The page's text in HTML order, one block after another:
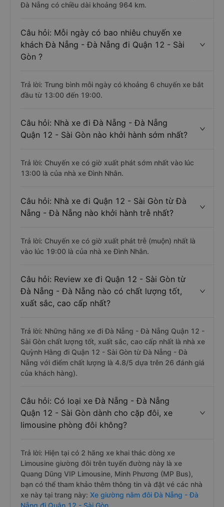
Đà Nẵng có chiều dài khoảng 964 km.
Câu hỏi: Mỗi ngày có bao nhiêu chuyến xe
khách Đà Nẵng - Đà Nẵng đi Quận 12 - Sài
Gòn ?
Trả lời: Trung bình mỗi ngày có khoảng 6 chuyến xe bắt
đầu từ 13:00 đến 19:00.
Câu hỏi: Nhà xe đi Đà Nẵng - Đà Nẵng
Quận 12 - Sài Gòn nào khởi hành sớm nhất?
Trả lời: Chuyến xe có giờ xuất phát sớm nhất vào lúc
13:00 là của nhà xe Đình Nhân.
Câu hỏi: Nhà xe đi Quận 12 - Sài Gòn từ Đà
Nẵng - Đà Nẵng nào khởi hành trễ nhất?
Trả lời: Chuyến xe có giờ xuất phát trễ (muộn) nhất là
vào lúc 19:00 là của nhà xe Đình Nhân.
Câu hỏi: Review xe đi Quận 12 - Sài Gòn từ
Đà Nẵng - Đà Nẵng nào có chất lượng tốt,
xuất sắc, cao cấp nhất?
Trả lời: Những hãng xe đi Đà Nẵng - Đà Nẵng Quận 12 -
Sài Gòn chất lượng tốt, xuất sắc, cao cấp nhất là nhà xe
Quỳnh Hằng đi Quận 12 - Sài Gòn từ Đà Nẵng - Đà
Nẵng với điểm chất lượng là 4.8/5 dựa trên 26 đánh giá
của khách hàng).
Câu hỏi: Có loại xe Đà Nẵng - Đà Nẵng
Quận 12 - Sài Gòn dành cho cặp đôi, xe
limousine phòng đôi không?
Trả lời: Hiện tại có 2 hãng xe khai thác dòng xe
Limousine giường đôi trên tuyến đường này là xe
Quang Dũng VIP Limousine, Minh Phương (MP Bus),
bạn có thể tham khảo thêm thông tin và đặt vé các nhà
xe này tại trang này: Xe giường nằm đôi Đà Nẵng - Đà
Nẵng đi Quận 12 - Sài Gòn